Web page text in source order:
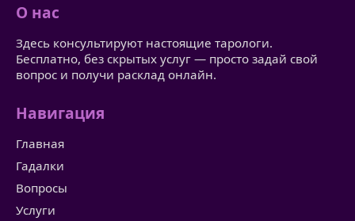
О нас
Здесь консультируют настоящие тарологи.
Бесплатно, без скрытых услуг — просто задай свой
вопрос и получи расклад онлайн.
Навигация
Главная
Гадалки
Вопросы
Услуги